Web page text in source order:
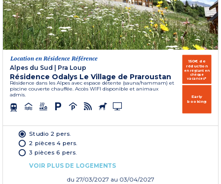
Location en Résidence Référence
Alpes du Sud
Pra Loup
Résidence Odalys Le Village de Praroustan
Résidence dans les Alpes avec espace détente (sauna/hammam) et
piscine couverte chauffée. Accès WIFI disponible et animaux
admis.
150€ de
réduction
en réglant en
chèque
vacances*
Early
booking
Studio 2 pers.
2 pièces 4 pers.
3 pièces 6 pers.
VOIR PLUS DE LOGEMENTS
du 27/03/2027 au 03/04/2027